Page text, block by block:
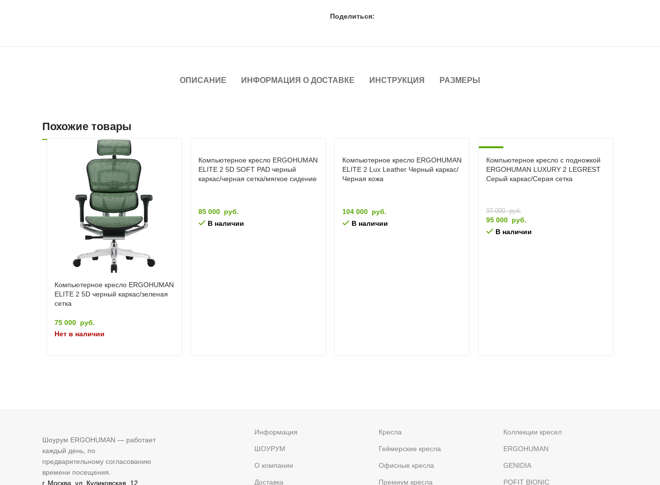
Поделиться:
ОПИСАНИЕ ИНФОРМАЦИЯ О ДОСТАВКЕ ИНСТРУКЦИЯ РАЗМЕРЫ
Похожие товары
Компьютерное кресло ERGOHUMAN
ELITE 2 5D черный каркас/зеленая
сетка
Нет в наличии
75 000 руб.
Компьютерное кресло ERGOHUMAN
ELITE 2 5D SOFT PAD черный
каркас/черная сетка/мягкое сидение
В наличии
85 000 руб.
Компьютерное кресло ERGOHUMAN
ELITE 2 Lux Leather Черный каркас/
Черная кожа
В наличии
104 000 руб.
Компьютерное кресло с подножкой
ERGOHUMAN LUXURY 2 LEGREST
Серый каркас/Серая сетка
В наличии
97 000руб.
95 000 руб.
Шоурум ERGOHUMAN — работает
каждый день, по
предварительному согласованию
времени посещения.
г. Москва, ул. Куликовская, 12.
Информация
ШОУРУМ
О компании
Доставка
Кресла
Геймерские кресла
Офисные кресла
Премиум кресла
Коллекции кресел
ERGOHUMAN
GENIDIA
POFIT BIONIC